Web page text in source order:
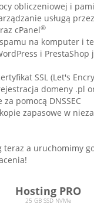
obliczeniowej i
usługą
cPanel®
na komputer i
i PrestaShop
SSL (Let's
domeny .pl
pomocą DNSSEC
zapasowe w
teraz a uruchomimy
Hosting PRO
25 GB SSD NVMe